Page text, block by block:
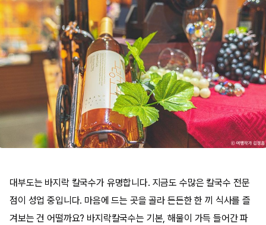
대부도는 바지락 칼국수가 유명합니다. 지금도 수많은 칼국수 전문
점이 성업 중입니다. 마음에 드는 곳을 골라 든든한 한 끼 식사를 즐
겨보는 건 어떨까요? 바지락칼국수는 기본, 해물이 가득 들어간 파